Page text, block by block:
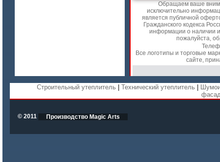
Обращаем ваше
исключительно
является публичной
Гражданского кодекса
информации о наличии и
пожалуйста,
Все логотипы и торговые
сайте,
Строительный утеплитель Технический утеплитель
© 2011 Производство Magic Arts